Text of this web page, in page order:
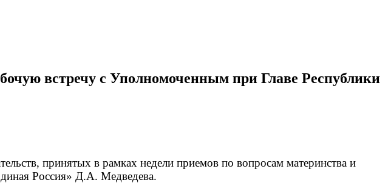
встречу с Уполномоченным при Главе Республики
принятых в рамках недели приемов по вопросам материнства и
Россия» Д.А. Медведева.